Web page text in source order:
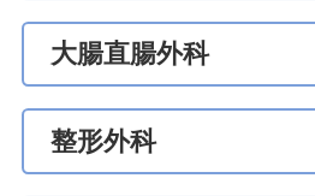
大腸直腸外科
整形外科